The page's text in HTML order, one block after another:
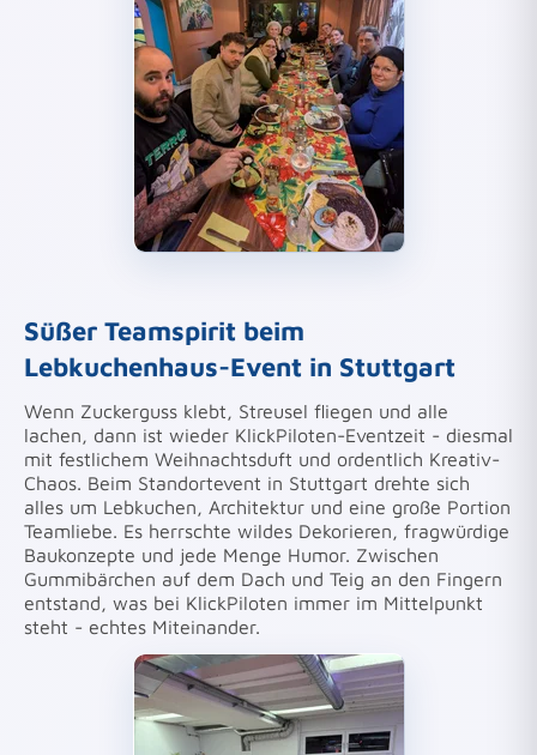
Süßer Teamspirit beim
Lebkuchenhaus-Event in Stuttgart
Wenn Zuckerguss klebt, Streusel fliegen und alle
lachen, dann ist wieder KlickPiloten-Eventzeit - diesmal
mit festlichem Weihnachtsduft und ordentlich Kreativ-
Chaos. Beim Standortevent in Stuttgart drehte sich
alles um Lebkuchen, Architektur und eine große Portion
Teamliebe. Es herrschte wildes Dekorieren, fragwürdige
Baukonzepte und jede Menge Humor. Zwischen
Gummibärchen auf dem Dach und Teig an den Fingern
entstand, was bei KlickPiloten immer im Mittelpunkt
steht - echtes Miteinander.